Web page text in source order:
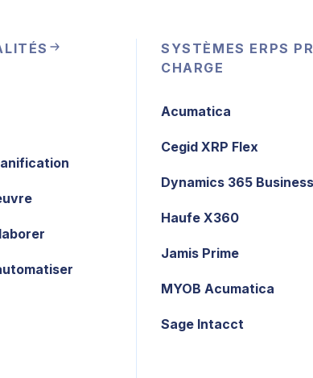
SYSTÈMES ERPS
CHARGE
Acumatica
Cegid XRP Flex
Dynamics 365
Haufe X360
Jamis Prime
MYOB Acumatica
Sage Intacct